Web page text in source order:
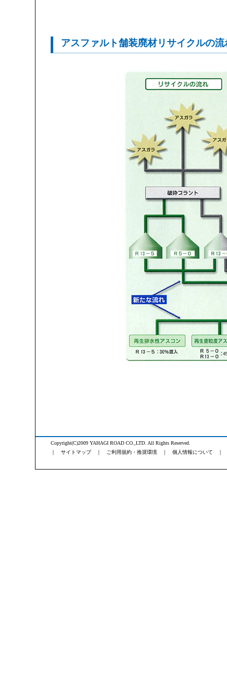
アスファルト舗装廃材リサイクルの流
Copyright(C)2009 YAHAGI ROAD CO.,LTD. All Rights Reserved.
｜ サイトマップ｜ ご利用規約・推奨環境 ｜ 個人情報について